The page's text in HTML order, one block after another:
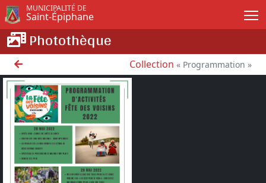
Passer au contenu principal
MUNICIPALITÉ DE
Saint-Épiphane
Photothèque
Collection « Programmation »